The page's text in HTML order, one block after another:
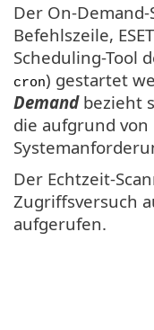
Der On-
Befehlszeile,
Scheduling-Tool
cron) gestartet
Demandbezieht
die aufgrund
Der Echtzeit-
Zugriffsversuch
aufgerufen.